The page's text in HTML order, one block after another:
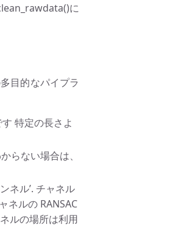
に
目的なパイプラ
特定の長さよ
らない場合は、
ネル’. チャネル
ネルの RANSAC
ルの場所は利用